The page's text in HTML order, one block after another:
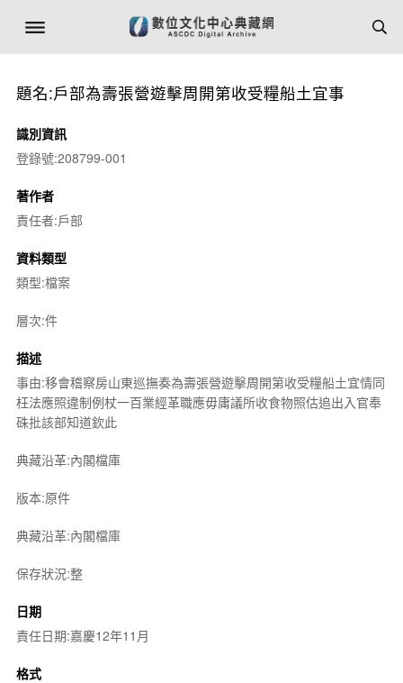
題名:戶部為壽張營遊擊周開第收受糧船土宜事
識別資訊
登錄號:208799-001
著作者
責任者:戶部
資料類型
類型:檔案
層次:件
描述
事由:移會稽察房山東巡撫奏為壽張營遊擊周開第收受糧船土宜情同
枉法應照違制例杖一百業經革職應毋庸議所收食物照估追出入官奉
硃批該部知道欽此
典藏沿革:內閣檔庫
版本:原件
典藏沿革:內閣檔庫
保存狀況:整
日期
責任日期:嘉慶12年11月
格式